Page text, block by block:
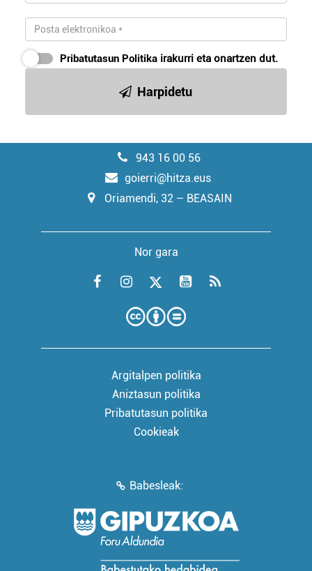
Pribatutasun Politika irakurri eta onartzen dut.
Harpidetu
943 16 00 56
goierri@hitza.eus
Oriamendi, 32 – BEASAIN
Nor gara
Argitalpen politika
Aniztasun politika
Pribatutasun politika
Cookieak
Babesleak: